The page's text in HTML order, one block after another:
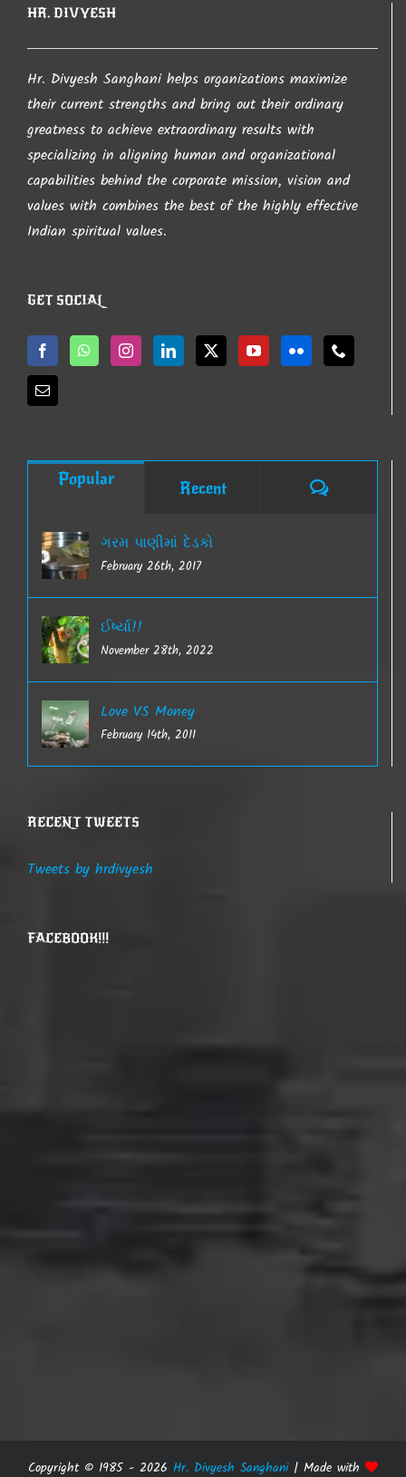
આપ નો ખુબ ખુબ આભાર…
– Hr. Divyesh Sanghani
HR. DIVYESH
Hr. Divyesh Sanghani helps organizations maximize
their current strengths and bring out their ordinary
greatness to achieve extraordinary results with
specializing in aligning human and organizational
capabilities behind the corporate mission, vision and
values with combines the best of the highly effective
Indian spiritual values.
GET SOCIAL
Popular Recent Comments
ગરમ પાણીમાં દેડકો
February 26th, 2017
ઈર્ષ્યા!!
November 28th, 2022
Love VS Money
February 14th, 2011
RECENT TWEETS
Tweets by hrdivyesh
FACEBOOK!!!
Copyright © 1985 - 2026 Hr. Divyesh Sanghani| Made with